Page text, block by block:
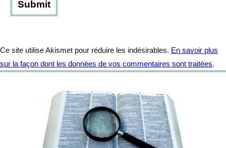
Ce site utilise Akismet pour réduire les indésirables. En savoir plus
sur la façon dont les données de vos commentaires sont traitées.